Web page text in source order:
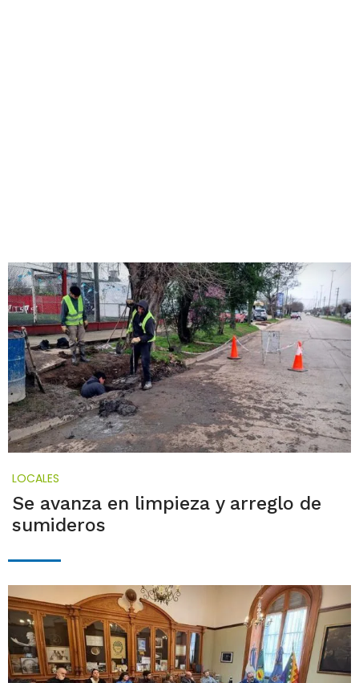
LOCALES
Se avanza en limpieza y arreglo de
sumideros